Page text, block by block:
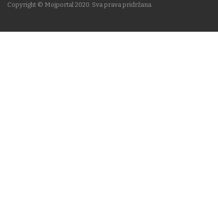
Copyright © Mojportal 2020. Sva prava pridržana.